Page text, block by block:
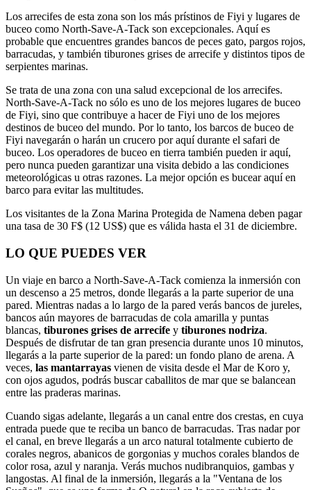
Los arrecifes de esta zona son los más prístinos de Fiyi y lugares de
buceo como North-Save-A-Tack son excepcionales. Aquí es
probable que encuentres grandes bancos de peces gato, pargos rojos,
barracudas, y también tiburones grises de arrecife y distintos tipos de
serpientes marinas.
Se trata de una zona con una salud excepcional de los arrecifes.
North-Save-A-Tack no sólo es uno de los mejores lugares de buceo
de Fiyi, sino que contribuye a hacer de Fiyi uno de los mejores
destinos de buceo del mundo. Por lo tanto, los barcos de buceo de
Fiyi navegarán o harán un crucero por aquí durante el safari de
buceo. Los operadores de buceo en tierra también pueden ir aquí,
pero nunca pueden garantizar una visita debido a las condiciones
meteorológicas u otras razones. La mejor opción es bucear aquí en
barco para evitar las multitudes.
Los visitantes de la Zona Marina Protegida de Namena deben pagar
una tasa de 30 F$ (12 US$) que es válida hasta el 31 de diciembre.
LO QUE PUEDES VER
Un viaje en barco a North-Save-A-Tack comienza la inmersión con
un descenso a 25 metros, donde llegarás a la parte superior de una
pared. Mientras nadas a lo largo de la pared verás bancos de jureles,
bancos aún mayores de barracudas de cola amarilla y puntas
blancas, tiburones grises de arrecife y tiburones nodriza.
Después de disfrutar de tan gran presencia durante unos 10 minutos,
llegarás a la parte superior de la pared: un fondo plano de arena. A
veces, las mantarrayas vienen de visita desde el Mar de Koro y,
con ojos agudos, podrás buscar caballitos de mar que se balancean
entre las praderas marinas.
Cuando sigas adelante, llegarás a un canal entre dos crestas, en cuya
entrada puede que te reciba un banco de barracudas. Tras nadar por
el canal, en breve llegarás a un arco natural totalmente cubierto de
corales negros, abanicos de gorgonias y muchos corales blandos de
color rosa, azul y naranja. Verás muchos nudibranquios, gambas y
langostas. Al final de la inmersión, llegarás a la "Ventana de los